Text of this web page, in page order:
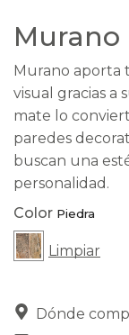
Murano
Murano aporta
visual gracias a
mate lo
paredes
buscan una
personalidad.
Color
Limpiar
Dónde